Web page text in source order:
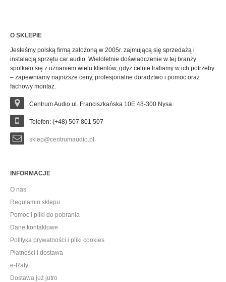
O SKLEPIE
Jesteśmy polską firmą założoną w 2005r. zajmującą się sprzedażą i
instalacją sprzętu car audio. Wieloletnie doświadczenie w tej branży
spotkało się z uznaniem wielu klientów, gdyż celnie trafiamy w ich potrzeby
– zapewniamy najniższe ceny, profesjonalne doradztwo i pomoc oraz
fachowy montaż.
Centrum Audio ul. Franciszkańska 10E 48-300 Nysa
Telefon: (+48) 507 801 507
sklep@centrumaudio.pl
INFORMACJE
O nas
Regulamin sklepu
Pomoc i pliki do pobrania
Dane kontaktowe
Polityka prywatności i pliki cookies
Płatności i dostawa
e-Raty
Dostawa już jutro